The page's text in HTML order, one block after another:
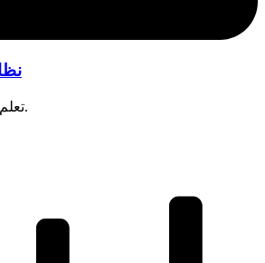
تعلم أذكى، نمو أسهل.